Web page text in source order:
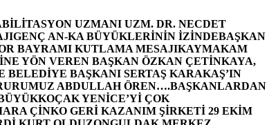
UZMANI UZM. DR. NECDET
GENÇ AN-KA BÜYÜKLERİNİN İZİNDEBAŞKAN
BAYRAMI KUTLAMA MESAJIKAYMAKAM
YÖN VEREN BAŞKAN ÖZKAN ÇETİNKAYA,
BELEDİYE BAŞKANI SERTAŞ KARAKAŞ’IN
ABDULLAH ÖREN….BAŞKANLARDAN
YENİCE’Yİ ÇOK
ÇİNKO GERİ KAZANIM ŞİRKETİ 29 EKİM